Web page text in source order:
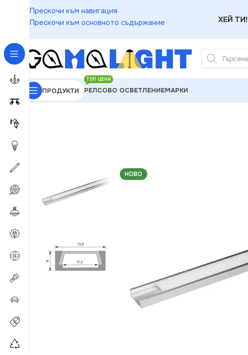
Прескочи към навигация
Прескочи към основното съдържание
ХЕЙ
ПРОДУКТИ РЕЛСОВО ОСВЕТЛЕНИЕ
ТОП ЦЕНИ
МАРКИ
GAMALIGHT»
НОВО